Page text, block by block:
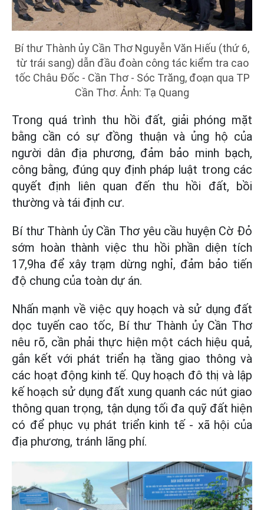
Bí thư Thành ủy Cần Thơ Nguyễn Văn Hiếu (thứ 6,
từ trái sang) dẫn đầu đoàn công tác kiểm tra cao
tốc Châu Đốc - Cần Thơ - Sóc Trăng, đoạn qua TP
Cần Thơ. Ảnh: Tạ Quang
Trong quá trình thu hồi đất, giải phóng mặt
bằng cần có sự đồng thuận và ủng hộ của
người dân địa phương, đảm bảo minh bạch,
công bằng, đúng quy định pháp luật trong các
quyết định liên quan đến thu hồi đất, bồi
thường và tái định cư.
Bí thư Thành ủy Cần Thơ yêu cầu huyện Cờ Đỏ
sớm hoàn thành việc thu hồi phần diện tích
17,9ha để xây trạm dừng nghỉ, đảm bảo tiến
độ chung của toàn dự án.
Nhấn mạnh về việc quy hoạch và sử dụng đất
dọc tuyến cao tốc, Bí thư Thành ủy Cần Thơ
nêu rõ, cần phải thực hiện một cách hiệu quả,
gắn kết với phát triển hạ tầng giao thông và
các hoạt động kinh tế. Quy hoạch đô thị và lập
kế hoạch sử dụng đất xung quanh các nút giao
thông quan trọng, tận dụng tối đa quỹ đất hiện
có để phục vụ phát triển kinh tế - xã hội của
địa phương, tránh lãng phí.